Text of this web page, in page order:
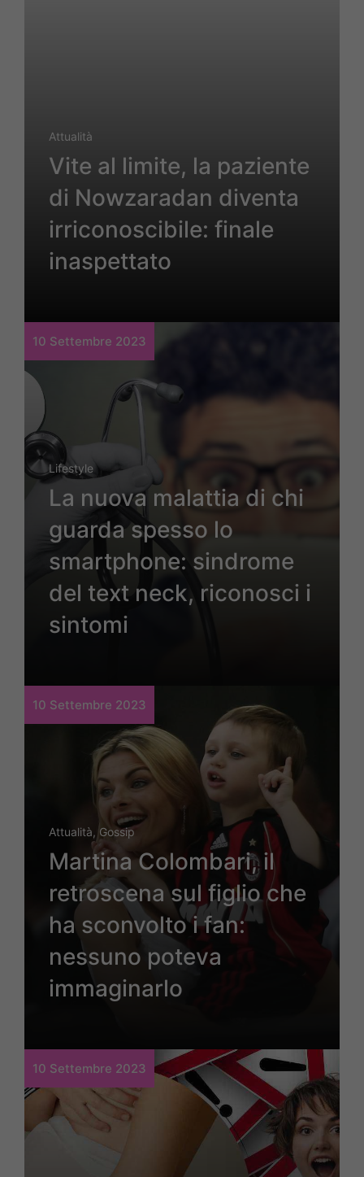
Attualità
Vite al limite, la paziente
di Nowzaradan diventa
irriconoscibile: finale
inaspettato
10 Settembre 2023
Lifestyle
La nuova malattia di chi
guarda spesso lo
smartphone: sindrome
del text neck, riconosci i
sintomi
10 Settembre 2023
Attualità,Gossip
Martina Colombari, il
retroscena sul figlio che
ha sconvolto i fan:
nessuno poteva
immaginarlo
10 Settembre 2023